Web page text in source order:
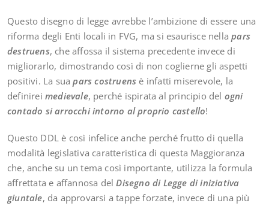
Questo disegno di legge avrebbe l’ambizione di essere una
riforma degli Enti locali in FVG, ma si esaurisce nellapars
destruens, che affossa il sistema precedente invece di
migliorarlo, dimostrando così di non coglierne gli aspetti
positivi. La suapars costruens è infatti miserevole, la
definireimedievale, perché ispirata al principio del ogni
contado si arrocchi intorno al proprio castello!
Questo DDL è così infelice anche perché frutto di quella
modalità legislativa caratteristica di questa Maggioranza
che, anche su un tema così importante, utilizza la formula
affrettata e affannosa delDisegno di Legge di iniziativa
giuntale, da approvarsi a tappe forzate, invece di una più